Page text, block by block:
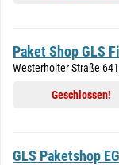
Paket Shop GLS
Westerholter Straße
Geschlossen!
GLS Paketshop